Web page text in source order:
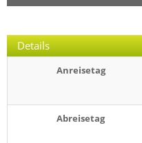
Details
Anreisetag
Abreisetag